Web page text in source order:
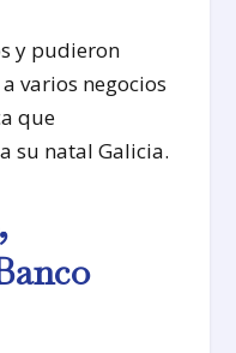
y pudieron
varios negocios
que
su natal Galicia.